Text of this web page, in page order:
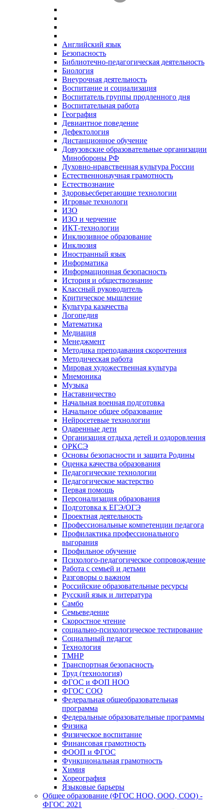
Английский язык
Безопасность
Библиотечно-педагогическая деятельность
Биология
Внеурочная деятельность
Воспитание и социализация
Воспитатель группы продленного дня
Воспитательная работа
География
Девиантное поведение
Дефектология
Дистанционное обучение
Довузовские образовательные организации
Минобороны РФ
Духовно‑нравственная культура России
Естественнонаучная грамотность
Естествознание
Здоровьесберегающие технологии
Игровые технологи
ИЗО
ИЗО и черчение
ИКТ-технологии
Инклюзивное образование
Инклюзия
Иностранный язык
Информатика
Информационная безопасность
История и обществознание
Классный руководитель
Критическое мышление
Культура казачества
Логопедия
Математика
Медиация
Менеджмент
Методика преподавания скорочтения
Методическая работа
Мировая художественная культура
Мнемоника
Музыка
Наставничество
Начальная военная подготовка
Начальное общее образование
Нейросетевые технологии
Одаренные дети
Организация отдыха детей и оздоровления
ОРКСЭ
Основы безопасности и защита Родины
Оценка качества образования
Педагогические технологии
Педагогическое мастерство
Первая помощь
Персонализация образования
Подготовка к ЕГЭ/ОГЭ
Проектная деятельность
Профессиональные компетенции педагога
Профилактика профессионального
выгорания
Профильное обучение
Психолого-педагогическое сопровождение
Работа с семьей и детьми
Разговоры о важном
Российские образовательные ресурсы
Русский язык и литература
Самбо
Семьеведение
Скоростное чтение
социально-психологическое тестирование
Социальный педагог
Технология
ТМНР
Транспортная безопасность
Труд (технология)
ФГОС и ФОП НОО
ФГОС СОО
Федеральная общеобразовательная
программа
Федеральные образовательные программы
Физика
Физическое воспитание
Финансовая грамотность
ФООП и ФГОС
Функциональная грамотность
Химия
Хореография
Языковые барьеры
Общее образование (ФГОС НОО, ООО, СОО) -
ФГОС 2021